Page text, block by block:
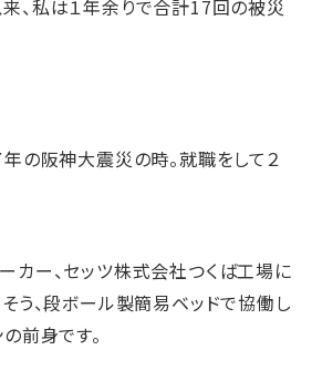
、私は１年余りで合計17回の被災
の阪神大震災の時。就職をして２
カー、セッツ株式会社つくば工場に
う、段ボール製簡易ベッドで協働し
前身です。